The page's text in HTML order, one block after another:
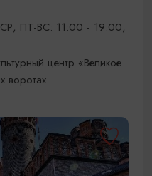
ПТ-ВС: 11:00 - 19:00,
центр «Великое
воротах